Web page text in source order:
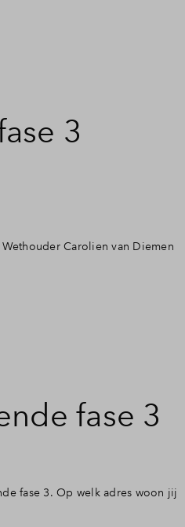
3
Carolien van Diemen
fase 3
fase 3. Op welk adres woon jij